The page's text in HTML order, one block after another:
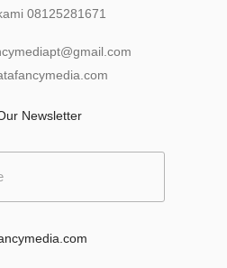
08125281671
.com
Newsletter